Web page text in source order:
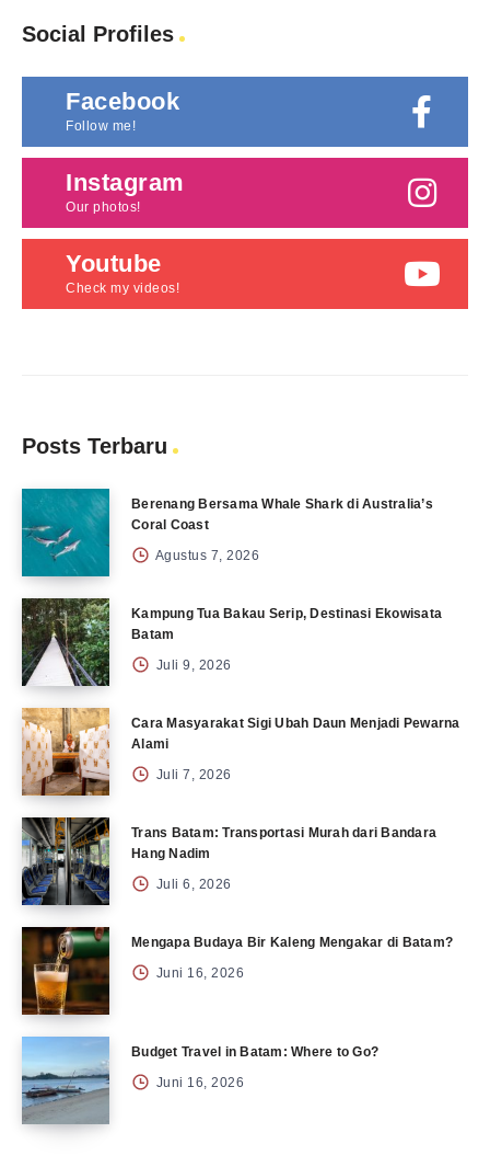
Social Profiles
Facebook
Follow me!
Instagram
Our photos!
Youtube
Check my videos!
Posts Terbaru
Berenang Bersama Whale Shark di Australia’s
Coral Coast
Agustus 7, 2026
Kampung Tua Bakau Serip, Destinasi Ekowisata
Batam
Juli 9, 2026
Cara Masyarakat Sigi Ubah Daun Menjadi Pewarna
Alami
Juli 7, 2026
Trans Batam: Transportasi Murah dari Bandara
Hang Nadim
Juli 6, 2026
Mengapa Budaya Bir Kaleng Mengakar di Batam?
Juni 16, 2026
Budget Travel in Batam: Where to Go?
Juni 16, 2026